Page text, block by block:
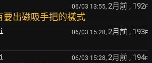
06/03 13:55, 2月前 , 192F
要出磁吸手把的樣式
06/03 15:28, 2月前 , 193F
06/03 15:28, 2月前 , 194F